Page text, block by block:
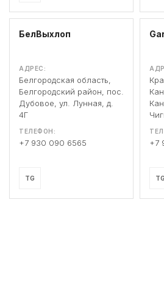
БелВыхлоп
АДРЕС:
Белгородская область,
Белгородский район, пос.
Дубовое, ул. Лунная, д.
4Г
ТЕЛЕФОН:
+7 930 090 6565
TG
+7